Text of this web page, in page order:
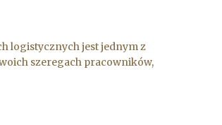
logistycznych jest jednym z
szeregach pracowników,